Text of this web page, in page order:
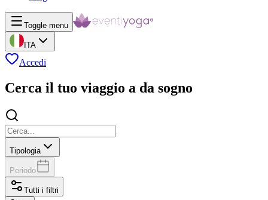
Toggle menu
ITA
Accedi
Cerca il tuo viaggio a da sogno
Tipologia
Periodo
Tutti i filtri